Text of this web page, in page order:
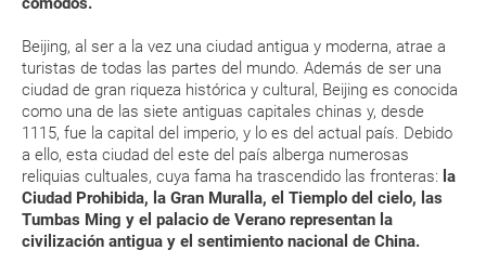
Beijing, al ser a la vez una ciudad antigua y moderna, atrae a
turistas de todas las partes del mundo. Además de ser una
ciudad de gran riqueza histórica y cultural, Beijing es conocida
como una de las siete antiguas capitales chinas y, desde
1115, fue la capital del imperio, y lo es del actual país. Debido
a ello, esta ciudad del este del país alberga numerosas
reliquias cultuales, cuya fama ha trascendido las fronteras: la
Ciudad Prohibida, la Gran Muralla, el Tiemplo del cielo, las
Tumbas Ming y el palacio de Verano representan la
civilización antigua y el sentimiento nacional de China.
MODIFICACIÓN ó CANCELACIÓN ¿Puedo anular o
modificar una reserva del viaje? ¿Qué gastos puede
generar una anulación o modificación del viaje?
¿Qué caducidad debe tener mi pasaporte para ir
a...?
¿Con cuánta antelación tengo que estar en el
aeropuerto?